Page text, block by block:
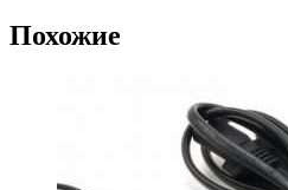
Похожие